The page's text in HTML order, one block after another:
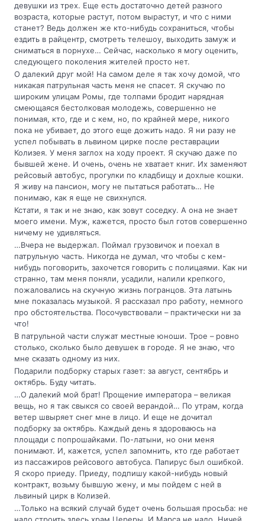
девушки из трех. Еще есть достаточно детей разного
возраста, которые растут, потом вырастут, и что с ними
станет? Ведь должен же кто-нибудь сохраниться, чтобы
ездить в райцентр, смотреть телешоу, выходить замуж и
сниматься в порнухе… Сейчас, насколько я могу оценить,
следующего поколения жителей просто нет.
О далекий друг мой! На самом деле я так хочу домой, что
никакая патрульная часть меня не спасет. Я скучаю по
широким улицам Ромы, где толпами бродит нарядная
смеющаяся бестолковая молодежь, совершенно не
понимая, кто, где и с кем, но, по крайней мере, никого
пока не убивает, до этого еще дожить надо. Я ни разу не
успел побывать в львином цирке после реставрации
Колизея. У меня заглох на ходу проект. Я скучаю даже по
бывшей жене. И очень, очень не хватает книг. Их заменяют
рейсовый автобус, прогулки по кладбищу и дохлые кошки.
Я живу на пансион, могу не пытаться работать… Не
понимаю, как я еще не свихнулся.
Кстати, я так и не знаю, как зовут соседку. А она не знает
моего имени. Муж, кажется, просто был готов совершенно
ничему не удивляться.
…Вчера не выдержал. Поймал грузовичок и поехал в
патрульную часть. Никогда не думал, что чтобы с кем-
нибудь поговорить, захочется говорить с полицаями. Как ни
странно, там меня поняли, усадили, налили крепкого,
пожаловались на скучную жизнь погранцов. Эта латынь
мне показалась музыкой. Я рассказал про работу, немного
про обстоятельства. Посочувствовали – практически ни за
что!
В патрульной части служат местные юноши. Трое – ровно
столько, сколько было девушек в городе. Я не знаю, что
мне сказать одному из них.
Подарили подборку старых газет: за август, сентябрь и
октябрь. Буду читать.
…О далекий мой брат! Прощение императора – великая
вещь, но я так свыкся со своей верандой… По утрам, когда
ветер швыряет снег мне в лицо. И еще не дочитал
подборку за октябрь. Каждый день я здороваюсь на
площади с попрошайками. По-латыни, но они меня
понимают. И, кажется, успел запомнить, кто где работает
из пассажиров рейсового автобуса. Папирус был ошибкой.
Я скоро приеду. Приеду, подпишу какой-нибудь новый
контракт, возьму бывшую жену, и мы пойдем с ней в
львиный цирк в Колизей.
…Только на всякий случай будет очень большая просьба: не